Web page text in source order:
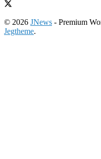
© 2026 JNews - Premium
Jegtheme.